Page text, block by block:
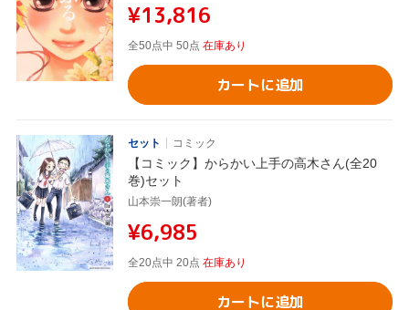
¥13,816
全50点中 50点 在庫あり
カートに追加
セット コミック
【コミック】からかい上手の高木さん(全20
巻)セット
山本崇一朗(著者)
¥6,985
全20点中 20点 在庫あり
カートに追加